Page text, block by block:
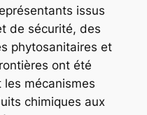
issus
de sécurité, des
phytosanitaires et
ont été
mécanismes
chimiques aux